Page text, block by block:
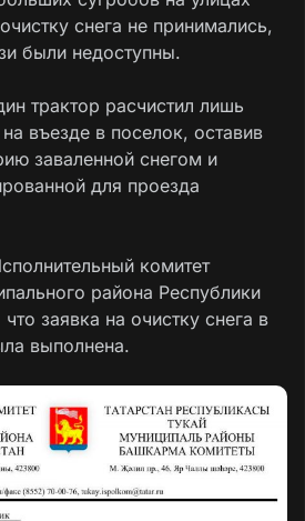
снега не принимались,
были недоступны.
трактор расчистил лишь
въезде в поселок, оставив
заваленной снегом и
для проезда
комитет
района Республики
заявка на очистку снега в
выполнена.